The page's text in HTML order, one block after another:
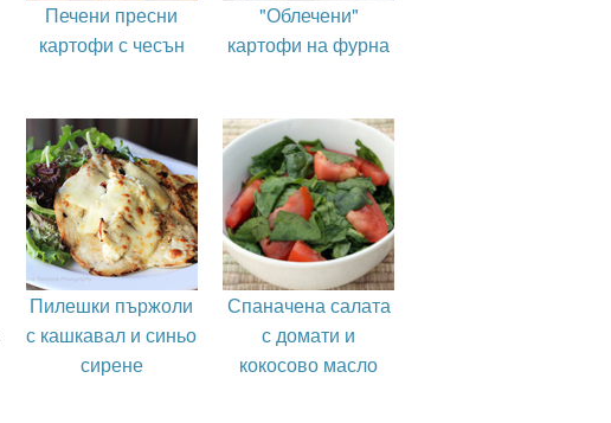
Печени пресни
картофи с чесън
"Облечени"
картофи на фурна
Пилешки пържоли
с кашкавал и синьо
сирене
Спаначена салата
с домати и
кокосово масло